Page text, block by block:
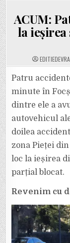
ACUM:
la
Patru
minute în
dintre ele a
autovehicul
doilea
zona Pieței
loc la ieșirea
parțial blocat.
Revenim cu